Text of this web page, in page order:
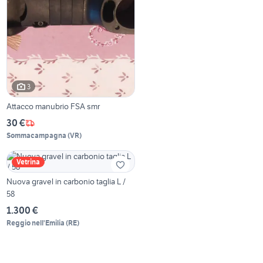
3
Attacco manubrio FSA smr
30 €
Sommacampagna (VR)
Vetrina
Nuova gravel in carbonio taglia L /
58
1.300 €
Reggio nell'Emilia (RE)